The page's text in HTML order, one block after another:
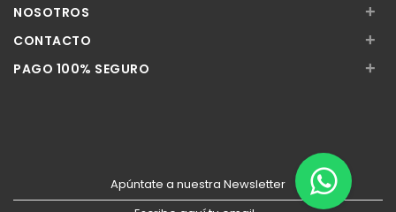
NOSOTROS +
CONTACTO +
PAGO 100% SEGURO +
Apúntate a nuestra Newsletter